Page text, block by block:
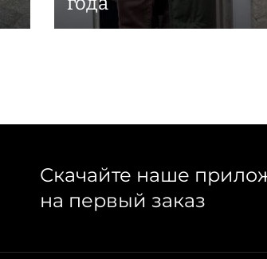
Скачайте наше
на первый заказ